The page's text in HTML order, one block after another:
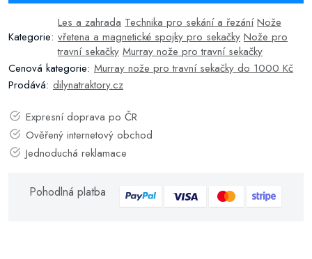
Kategorie:
Les a zahrada Technika pro sekání a řezání Nože
vřetena a magnetické spojky pro sekačky Nože pro
travní sekačky Murray nože pro travní sekačky
Cenová kategorie: Murray nože pro travní sekačky do 1000 Kč
Prodává: dilynatraktory.cz
Expresní doprava po ČR
Ověřený internetový obchod
Jednoduchá reklamace
Pohodlná platba